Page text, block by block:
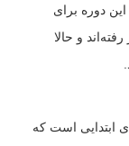
این دوره برای
و حالا
ابتدایی است که